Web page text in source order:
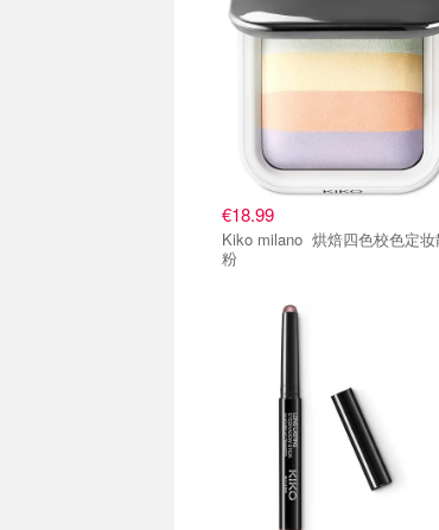
€18.99
Kiko milano 烘焙四色校色定妆散
粉